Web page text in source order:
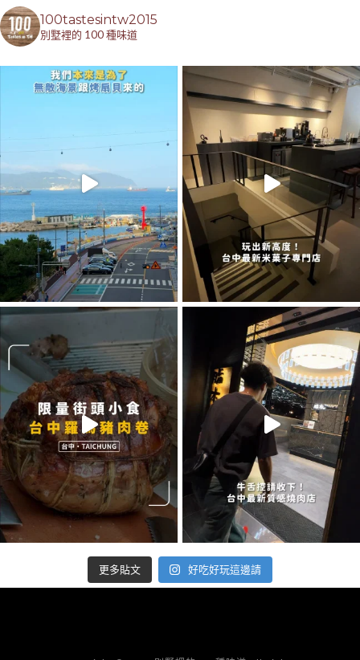
100tastesintw2015
別墅裡的 100 種味道
更多貼文 好吃好玩這邊請